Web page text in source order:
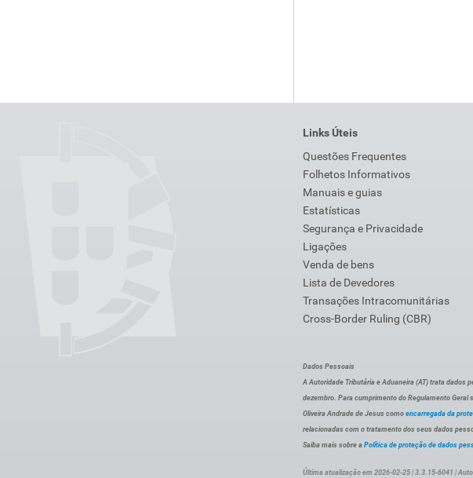
Links Úteis
Questões Frequentes
Folhetos Informativos
Manuais e guias
Estatísticas
Segurança e Privacidade
Ligações
Venda de bens
Lista de Devedores
Transações Intracomunitárias
Cross-Border Ruling (CBR)
Dados Pessoais
A Autoridade Tributária e Aduaneira (AT) trata dados
dezembro. Para cumprimento do Regulamento Geral
Oliveira Andrade de Jesus como encarregada da
relacionadas com o tratamento dos seus dados
Saiba mais sobre a Política de proteção de dados
Última atualização em 2026-02-25 | 3.3.15-6041 |